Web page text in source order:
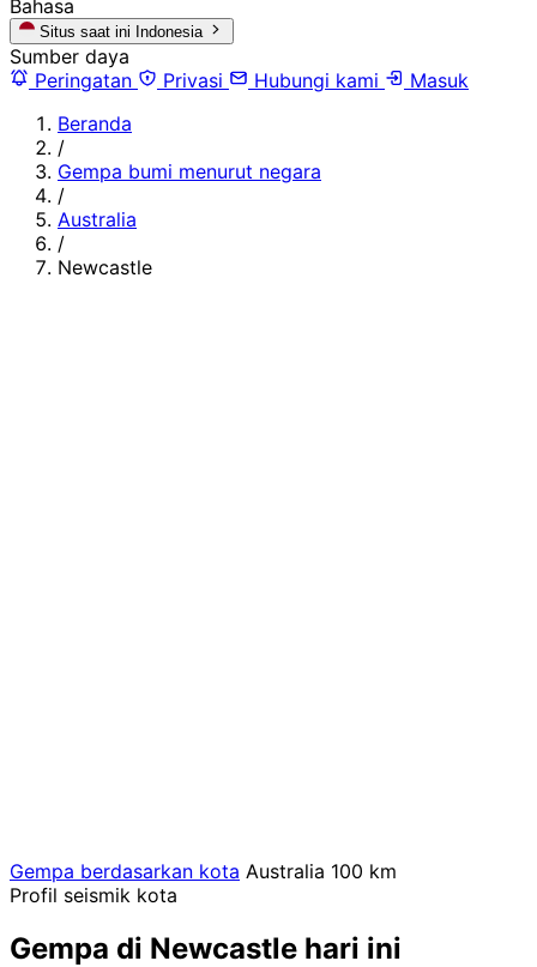
Bahasa
Situs saat ini Indonesia
Sumber daya
Peringatan
Privasi Hubungi kami
Masuk
Beranda
/
Gempa bumi menurut negara
/
Australia
/
Newcastle
Gempa berdasarkan kota Australia 100 km
Profil seismik kota
Gempa di Newcastle hari ini